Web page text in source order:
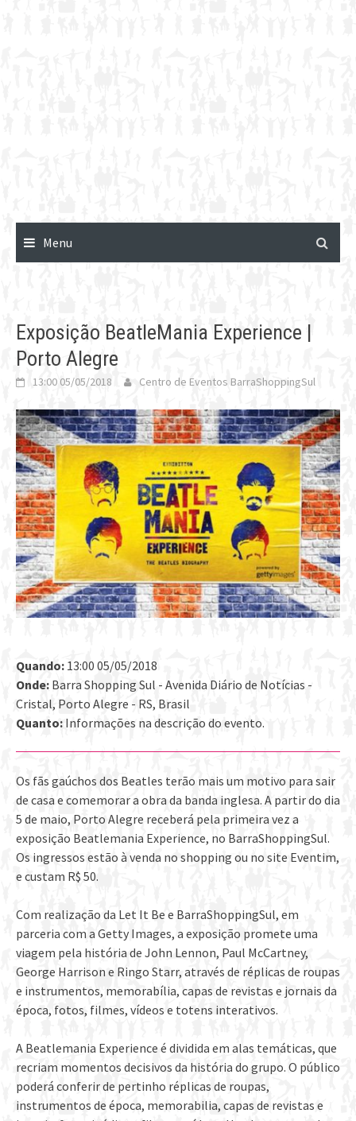
Menu
Exposição BeatleMania Experience |
Porto Alegre
13:00 05/05/2018 Centro de Eventos BarraShoppingSul
Quando: 13:00 05/05/2018
Onde: Barra Shopping Sul - Avenida Diário de Notícias -
Cristal, Porto Alegre - RS, Brasil
Quanto: Informações na descrição do evento.
Os fãs gaúchos dos Beatles terão mais um motivo para sair
de casa e comemorar a obra da banda inglesa. A partir do dia
5 de maio, Porto Alegre receberá pela primeira vez a
exposição Beatlemania Experience, no BarraShoppingSul.
Os ingressos estão à venda no shopping ou no site Eventim,
e custam R$ 50.
Com realização da Let It Be e BarraShoppingSul, em
parceria com a Getty Images, a exposição promete uma
viagem pela história de John Lennon, Paul McCartney,
George Harrison e Ringo Starr, através de réplicas de roupas
e instrumentos, memorabília, capas de revistas e jornais da
época, fotos, filmes, vídeos e totens interativos.
A Beatlemania Experience é dividida em alas temáticas, que
recriam momentos decisivos da história do grupo. O público
poderá conferir de pertinho réplicas de roupas,
instrumentos de época, memorabilia, capas de revistas e